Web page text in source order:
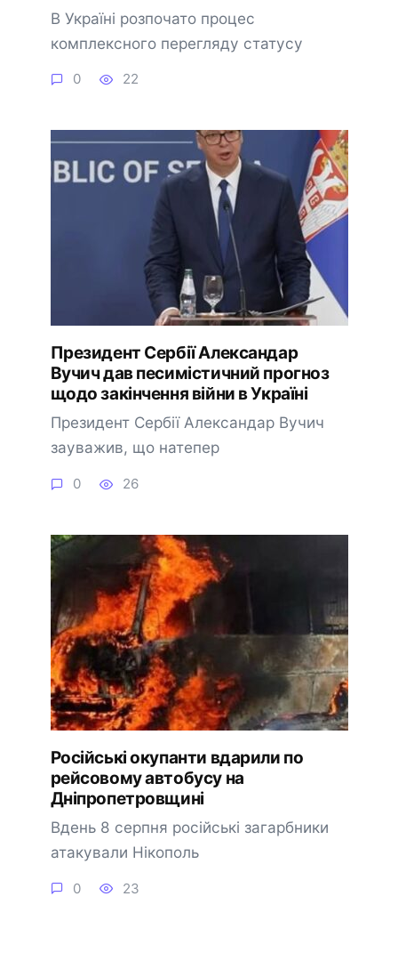
В Україні розпочато процес
комплексного перегляду статусу
0 22
Президент Сербії Александар
Вучич дав песимістичний прогноз
щодо закінчення війни в Україні
Президент Сербії Александар Вучич
зауважив, що натепер
0 26
Російські окупанти вдарили по
рейсовому автобусу на
Дніпропетровщині
Вдень 8 серпня російські загарбники
атакували Нікополь
0 23